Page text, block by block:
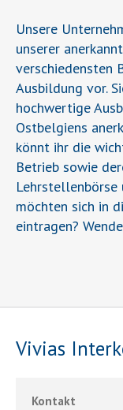
Unsere
unserer
verschiedensten
Ausbildung vor.
hochwertige
Ostbelgiens
könnt ihr die
Betrieb sowie
Lehrstellenbörse
möchten sich in
eintragen?
Vivias
Kontakt